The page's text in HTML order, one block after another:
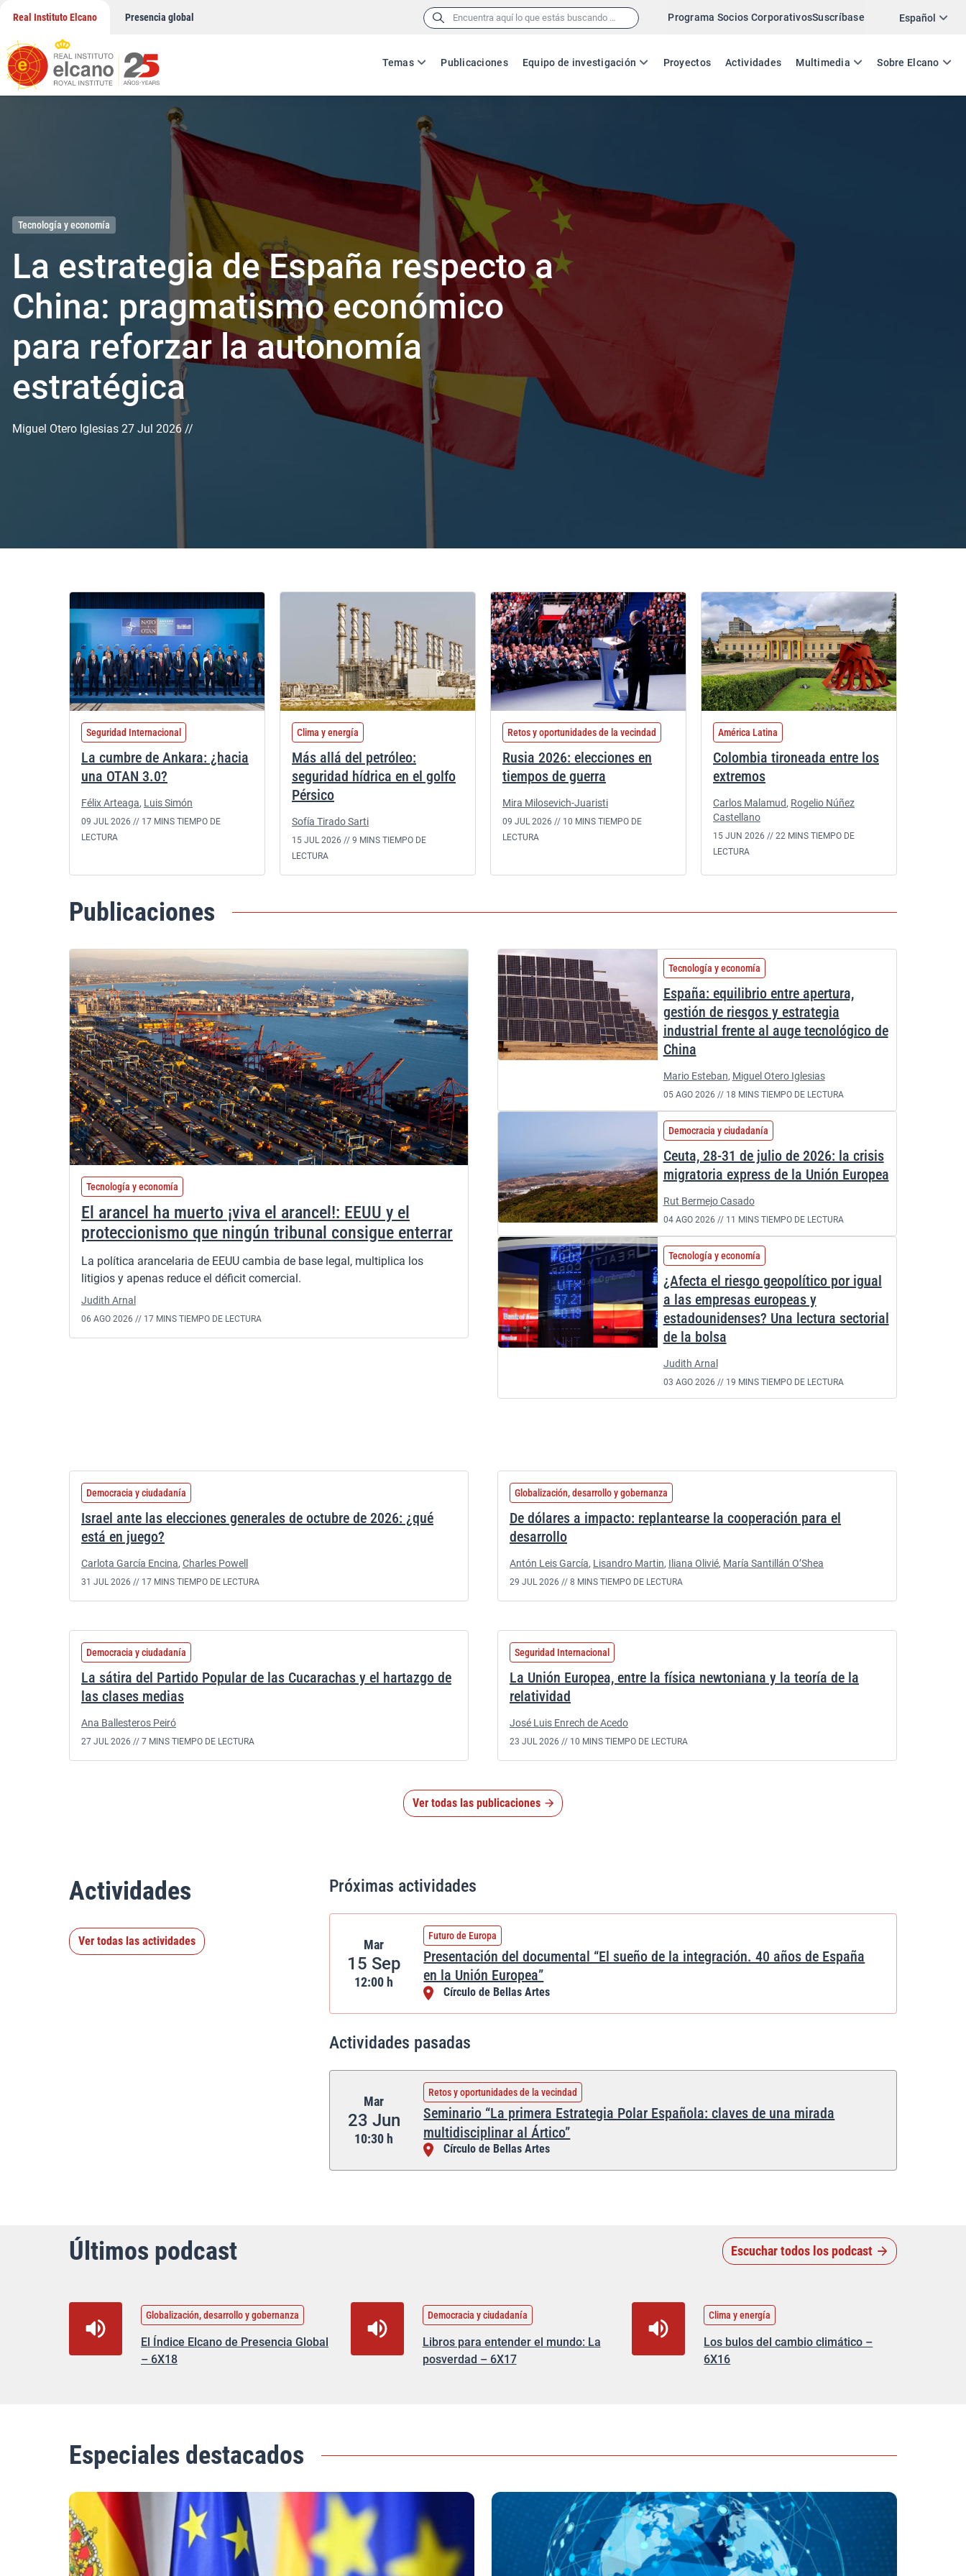
contenido
Real Instituto Elcano Presencia global Buscar: Programa Socios CorporativosSuscríbase Español
ES EN
Temas Publicaciones Equipo de investigación Proyectos Actividades Multimedia Sobre Elcano
Real Instituto Elcano
Tecnología y economía
La estrategia de España respecto a
China: pragmatismo económico
para reforzar la autonomía
estratégica
Miguel Otero Iglesias 27 Jul 2026 //
Seguridad Internacional
La cumbre de Ankara: ¿hacia
una OTAN 3.0?
Félix Arteaga, Luis Simón
09 JUL 2026 // 17 MINS TIEMPO DE
LECTURA
Clima y energía
Más allá del petróleo:
seguridad hídrica en el golfo
Pérsico
Sofía Tirado Sarti
15 JUL 2026 // 9 MINS TIEMPO DE
LECTURA
Retos y oportunidades de la vecindad
Rusia 2026: elecciones en
tiempos de guerra
Mira Milosevich-Juaristi
09 JUL 2026 // 10 MINS TIEMPO DE
LECTURA
América Latina
Colombia tironeada entre los
extremos
Carlos Malamud, Rogelio Núñez
Castellano
15 JUN 2026 // 22 MINS TIEMPO DE
LECTURA
Publicaciones
Tecnología y economía
El arancel ha muerto ¡viva el arancel!: EEUU y el
proteccionismo que ningún tribunal consigue enterrar
La política arancelaria de EEUU cambia de base legal, multiplica los
litigios y apenas reduce el déficit comercial.
Judith Arnal
06 AGO 2026 // 17 MINS TIEMPO DE LECTURA
Tecnología y economía
España: equilibrio entre apertura,
gestión de riesgos y estrategia
industrial frente al auge tecnológico de
China
Mario Esteban, Miguel Otero Iglesias
05 AGO 2026 // 18 MINS TIEMPO DE LECTURA
Democracia y ciudadanía
Ceuta, 28-31 de julio de 2026: la crisis
migratoria express de la Unión Europea
Rut Bermejo Casado
04 AGO 2026 // 11 MINS TIEMPO DE LECTURA
Tecnología y economía
¿Afecta el riesgo geopolítico por igual
a las empresas europeas y
estadounidenses? Una lectura sectorial
de la bolsa
Judith Arnal
03 AGO 2026 // 19 MINS TIEMPO DE LECTURA
Democracia y ciudadanía
Israel ante las elecciones generales de octubre de 2026: ¿qué
está en juego?
Carlota García Encina, Charles Powell
31 JUL 2026 // 17 MINS TIEMPO DE LECTURA
Globalización, desarrollo y gobernanza
De dólares a impacto: replantearse la cooperación para el
desarrollo
Antón Leis García, Lisandro Martin, Iliana Olivié, María Santillán O’Shea
29 JUL 2026 // 8 MINS TIEMPO DE LECTURA
Democracia y ciudadanía
La sátira del Partido Popular de las Cucarachas y el hartazgo de
las clases medias
Ana Ballesteros Peiró
27 JUL 2026 // 7 MINS TIEMPO DE LECTURA
Seguridad Internacional
La Unión Europea, entre la física newtoniana y la teoría de la
relatividad
José Luis Enrech de Acedo
23 JUL 2026 // 10 MINS TIEMPO DE LECTURA
Ver todas las publicaciones
Actividades
Ver todas las actividades
Próximas actividades
Mar
15 Sep
12:00 h
Futuro de Europa
Presentación del documental “El sueño de la integración. 40 años de España
en la Unión Europea”
Círculo de Bellas Artes
Actividades pasadas
Mar
23 Jun
10:30 h
Retos y oportunidades de la vecindad
Seminario “La primera Estrategia Polar Española: claves de una mirada
multidisciplinar al Ártico”
Círculo de Bellas Artes
Últimos podcast Escuchar todos los podcast
Globalización, desarrollo y gobernanza
El Índice Elcano de Presencia Global
– 6X18
Democracia y ciudadanía
Libros para entender el mundo: La
posverdad – 6X17
Clima y energía
Los bulos del cambio climático –
6X16
Especiales destacados